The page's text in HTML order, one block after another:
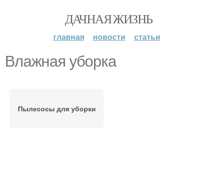
ДАЧНАЯ ЖИЗНЬ
главная новости статьи
Влажная уборка
Пылесосы для уборки